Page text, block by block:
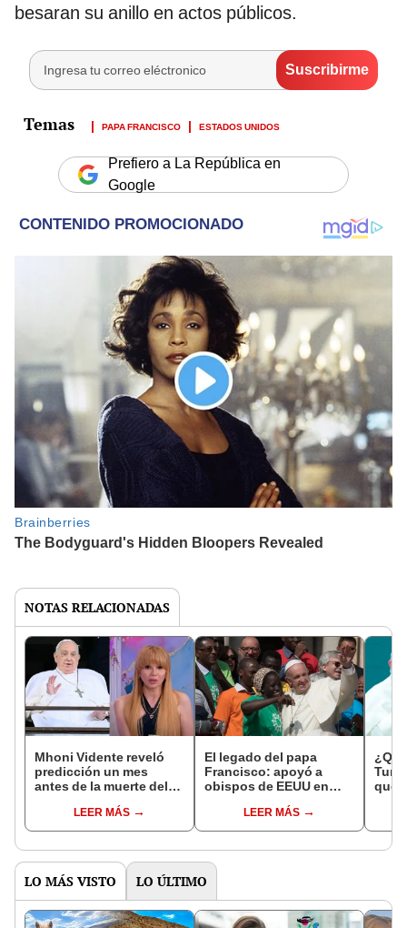
besaran su anillo en actos públicos.
PAPA FRANCISCO ESTADOS UNIDOS
Prefiero a La República en
Google
NOTAS RELACIONADAS
Mhoni Vidente reveló
predicción un mes
antes de la muerte del
mayo tendremos padre
nuevo y podría llamarse
LEER MÁS
El legado del papa
Francisco: apoyó a
obispos de EEUU en
amenazados por
deportación de Trump
LEER MÁS
que
LO MÁS VISTO LO ÚLTIMO